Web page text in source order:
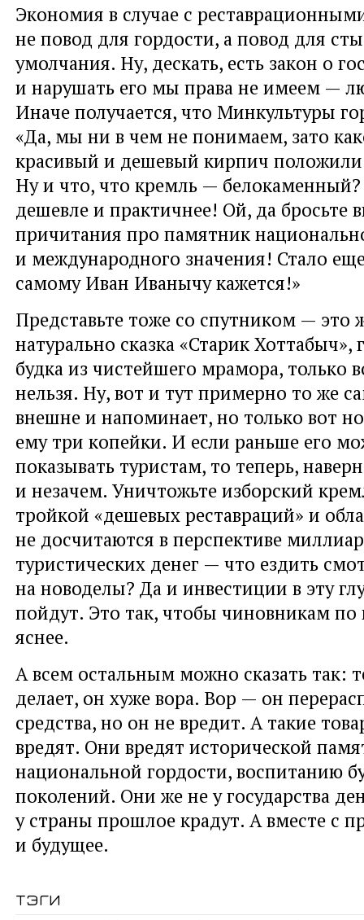
Экономия в случае с
не повод для гордости, а повод для
умолчания. Ну, дескать, есть закон о
и нарушать его мы права не имеем —
Иначе получается, что Минкультуры
«Да, мы ни в чем не понимаем, зато
красивый и дешевый кирпич
Ну и что, что кремль —
дешевле и практичнее! Ой, да бросьте
причитания про памятник
и международного значения! Стало
самому Иван Иванычу кажется!»
Представьте тоже со спутником — это
натурально сказка «Старик Хоттабыч»,
будка из чистейшего мрамора, только
нельзя. Ну, вот и тут примерно то же
внешне и напоминает, но только вот
ему три копейки. И если раньше его
показывать туристам, то теперь,
и незачем. Уничтожьте изборский
тройкой «дешевых реставраций» и
не досчитаются в перспективе
туристических денег — что ездить
на новоделы? Да и инвестиции в эту
пойдут. Это так, чтобы чиновникам по
яснее.
А всем остальным можно сказать так:
делает, он хуже вора. Вор — он
средства, но он не вредит. А такие
вредят. Они вредят исторической
национальной гордости, воспитанию
поколений. Они же не у государства
у страны прошлое крадут. А вместе с
и будущее.
тэги